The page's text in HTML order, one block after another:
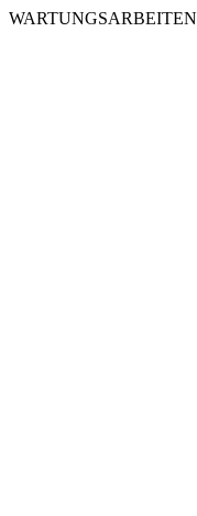
WARTUNGSARBEITEN